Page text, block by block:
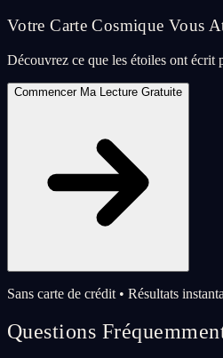
Votre Carte Cosmique Vous
Découvrez ce que les étoiles ont écrit
Commencer Ma Lecture Gratuite
Sans carte de crédit • Résultats
Questions